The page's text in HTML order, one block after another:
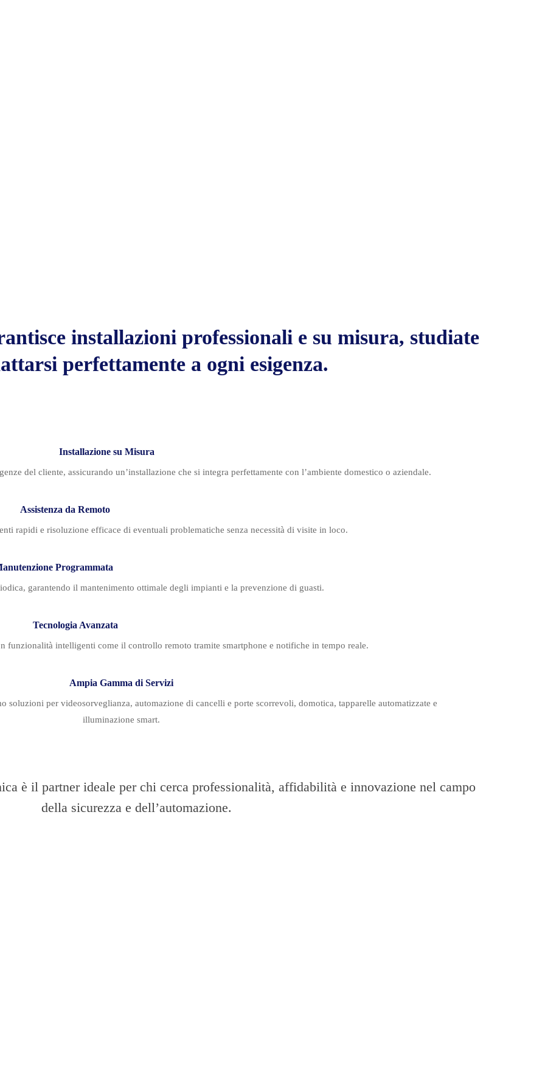
installazioni professionali e su misura, studiate
perfettamente a ogni esigenza.
Installazione su Misura
del cliente, assicurando un’installazione che si integra perfettamente con l’ambiente domestico o aziendale.​
Assistenza da Remoto
rapidi e risoluzione efficace di eventuali problematiche senza necessità di visite in loco.​​
Programmata
garantendo il mantenimento ottimale degli impianti e la prevenzione di guasti.​
Tecnologia Avanzata
funzionalità intelligenti come il controllo remoto tramite smartphone e notifiche in tempo reale.​
Ampia Gamma di Servizi
soluzioni per videosorveglianza, automazione di cancelli e porte scorrevoli, domotica, tapparelle automatizzate e
illuminazione smart.​
è il partner ideale per chi cerca professionalità, affidabilità e innovazione nel campo
della sicurezza e dell’automazione.​